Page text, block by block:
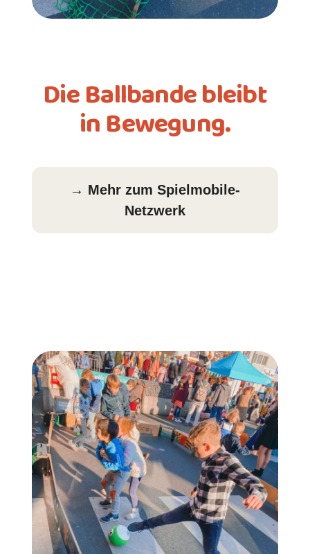
Die Ballbande bleibt
in Bewegung.
→ Mehr zum Spielmobile-
Netzwerk